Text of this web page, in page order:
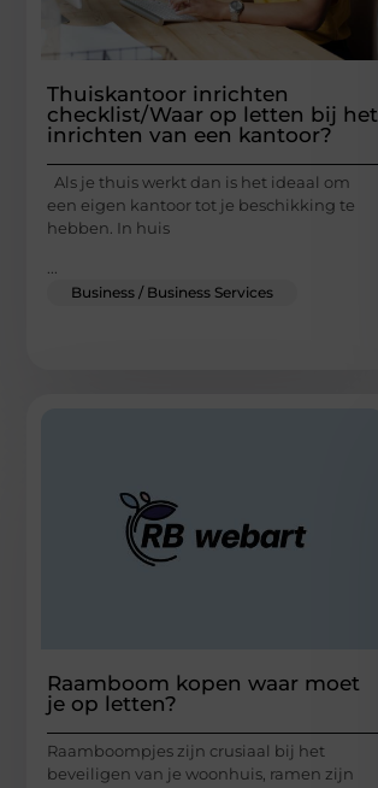
Thuiskantoor inrichten
checklist/Waar op letten bij het
inrichten van een kantoor?
Als je thuis werkt dan is het ideaal om
een eigen kantoor tot je beschikking te
hebben. In huis
Business / Business Services
Raamboom kopen waar moet
je op letten?
Raamboompjes zijn crusiaal bij het
beveiligen van je woonhuis, ramen zijn